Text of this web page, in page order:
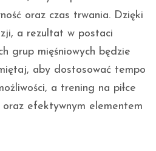
oraz czas trwania. Dzięki
a rezultat w postaci
grup mięśniowych będzie
aby dostosować tempo
a trening na piłce
efektywnym elementem